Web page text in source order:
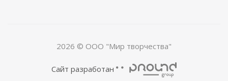
2026 © ООО "Мир творчества"
Сайт разработан